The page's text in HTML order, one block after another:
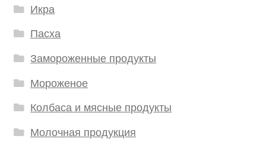
Икра
Пасха
Замороженные продукты
Мороженое
Колбаса и мясные продукты
Молочная продукция